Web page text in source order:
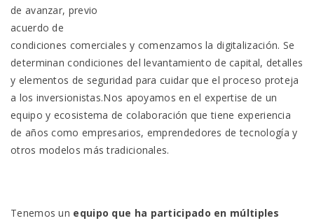
de avanzar, previo
acuerdo de
condiciones comerciales y comenzamos la digitalización. Se
determinan condiciones del levantamiento de capital, detalles
y elementos de seguridad para cuidar que el proceso proteja
a los inversionistas.Nos apoyamos en el expertise de un
equipo y ecosistema de colaboración que tiene experiencia
de años como empresarios, emprendedores de tecnología y
otros modelos más tradicionales.
Tenemos un equipo que ha participado en múltiples